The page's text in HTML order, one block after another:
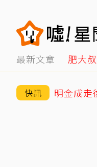
最新文章 肥大
快訊